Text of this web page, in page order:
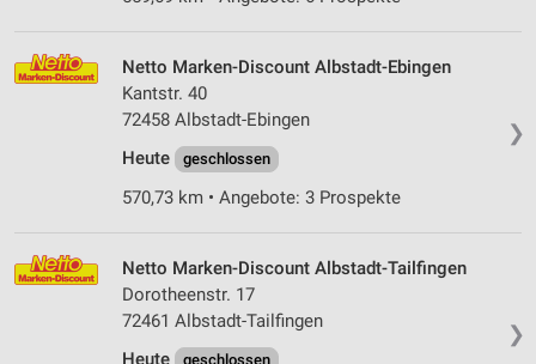
❯
Netto Marken-Discount Albstadt-Ebingen
Kantstr. 40
72458 Albstadt-Ebingen
Heute
geschlossen
570,73 km • Angebote: 3 Prospekte
❯
Netto Marken-Discount Albstadt-Tailfingen
Dorotheenstr. 17
72461 Albstadt-Tailfingen
Heute
geschlossen